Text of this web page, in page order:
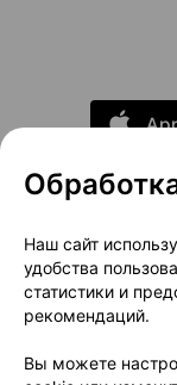
О
Размещение
Способы
Наш сайт
удобства
статистики и
рекомендаций.
Вы можете